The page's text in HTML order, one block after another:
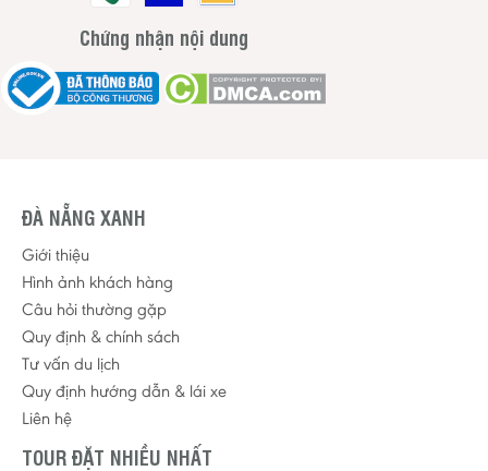
Chứng nhận nội dung
ĐÀ NẴNG XANH
Giới thiệu
Hình ảnh khách hàng
Câu hỏi thường gặp
Quy định & chính sách
Tư vấn du lịch
Quy định hướng dẫn & lái xe
Liên hệ
TOUR ĐẶT NHIỀU NHẤT